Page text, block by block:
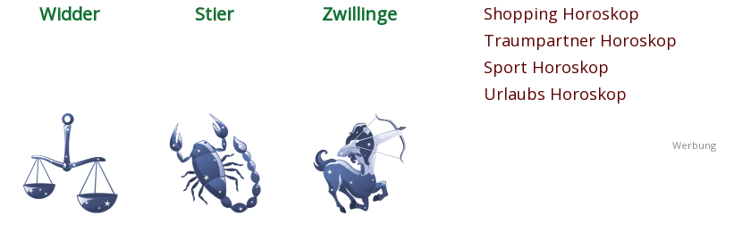
Widder Stier Zwillinge
Shopping Horoskop
Traumpartner Horoskop
Sport Horoskop
Urlaubs Horoskop